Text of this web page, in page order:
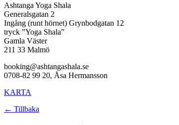
Ashtanga Yoga Shala
Generalsgatan 2
Ingång (runt hörnet) Grynbodgatan 12
tryck ”Yoga Shala”
Gamla Väster
211 33 Malmö
booking@ashtangashala.se
0708-82 99 20, Åsa Hermansson
KARTA
← Tillbaka